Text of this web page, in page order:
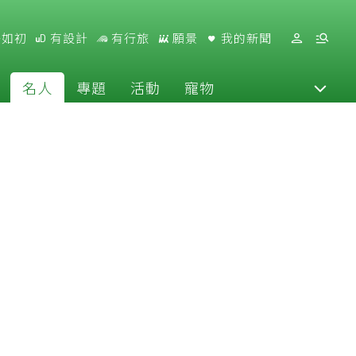
初 有設計 有行旅 願景 我的新聞
名人 專題 活動 寵物